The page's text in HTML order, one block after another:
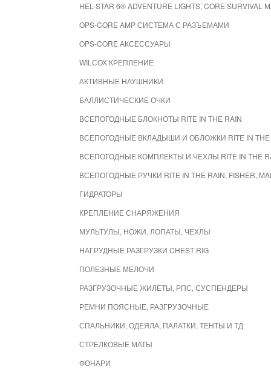
HEL-STAR 6® ADVENTURE LIGHTS, CORE
OPS-CORE AMP СИСТЕМА С РАЗЪЕМАМИ
OPS-CORE АКСЕССУАРЫ
WILСОХ КРЕПЛЕНИЕ
АКТИВНЫЕ НАУШНИКИ
БАЛЛИСТИЧЕСКИЕ ОЧКИ
ВСЕПОГОДНЫЕ БЛОКНОТЫ RITE IN THE RAIN
ВСЕПОГОДНЫЕ ВКЛАДЫШИ И ОБЛОЖКИ RITE IN THE
ВСЕПОГОДНЫЕ КОМПЛЕКТЫ И ЧЕХЛЫ RITE IN THE
ВСЕПОГОДНЫЕ РУЧКИ RITE IN THE RAIN, FISHER,
ГИДРАТОРЫ
КРЕПЛЕНИЕ СНАРЯЖЕНИЯ
МУЛЬТУЛЫ, НОЖИ, ЛОПАТЫ, ЧЕХЛЫ
НАГРУДНЫЕ РАЗГРУЗКИ CHEST RIG
ПОЛЕЗНЫЕ МЕЛОЧИ
РАЗГРУЗОЧНЫЕ ЖИЛЕТЫ, РПС, СУСПЕНДЕРЫ
РЕМНИ ПОЯСНЫЕ, РАЗГРУЗОЧНЫЕ
СПАЛЬНИКИ, ОДЕЯЛА, ПАЛАТКИ, ТЕНТЫ И ТД
СТРЕЛКОВЫЕ МАТЫ
ФОНАРИ